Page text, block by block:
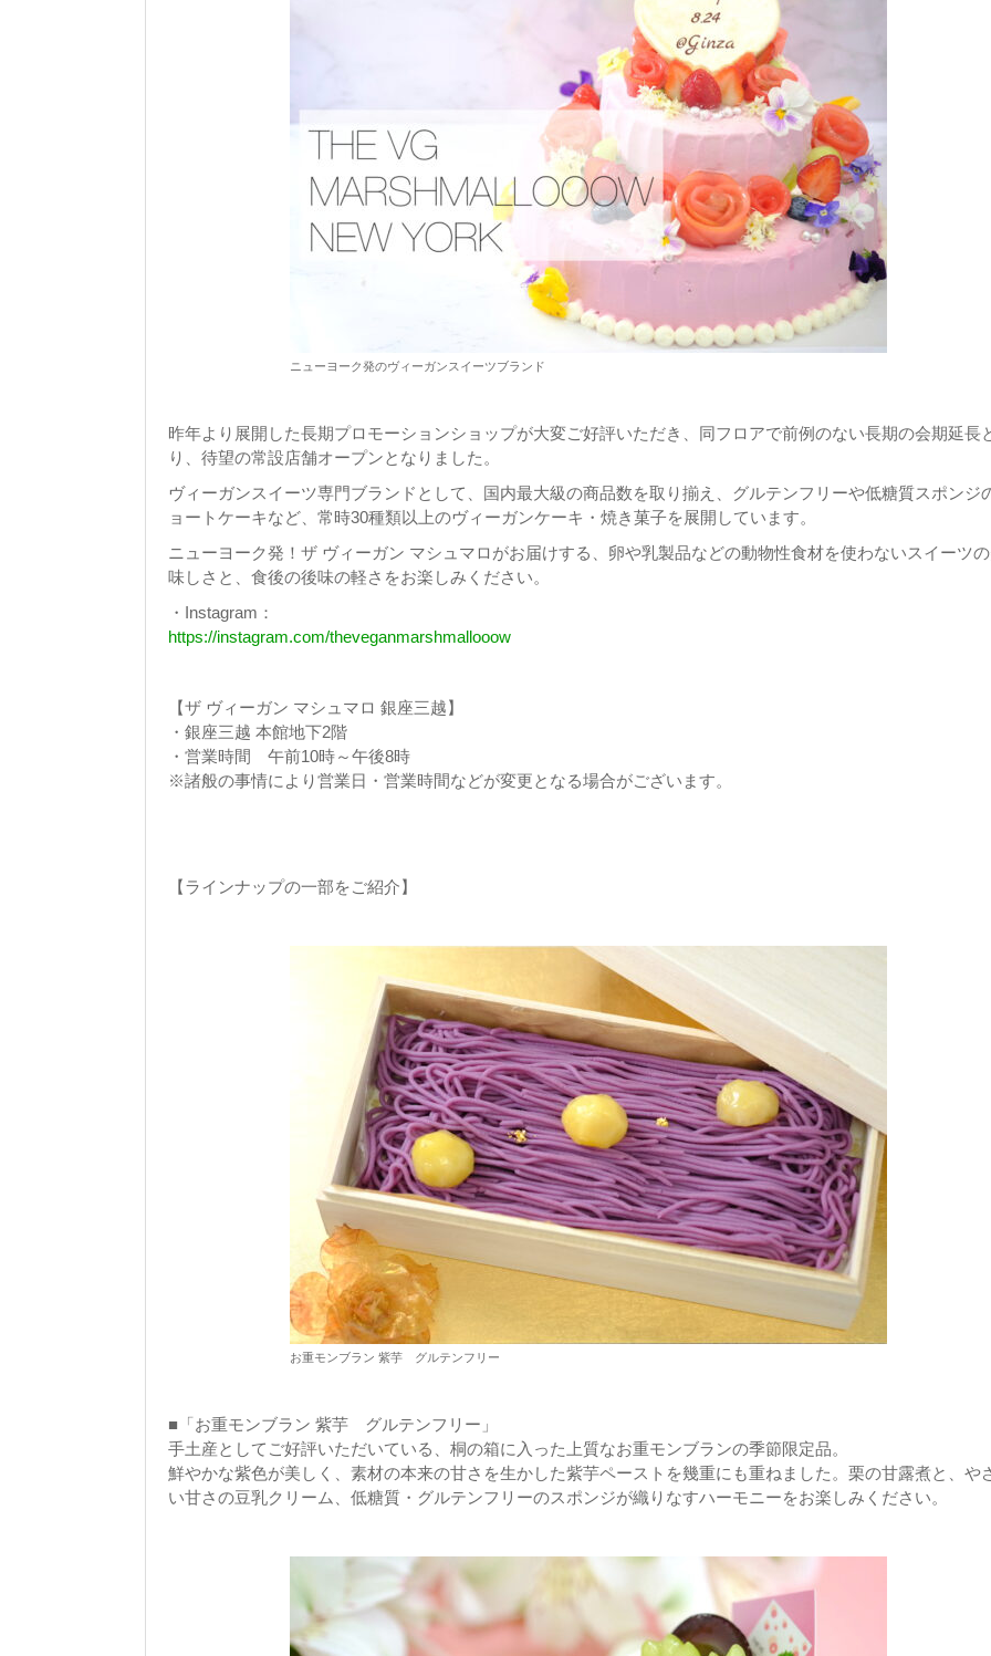
ニューヨーク発のヴィーガンスイーツブランド
昨年より展開した長期プロモーションショップが大変ご好評いただき、同フロアで前例のない長期の会期延長
り、待望の常設店舗オープンとなりました。
ヴィーガンスイーツ専門ブランドとして、国内最大級の商品数を取り揃え、グルテンフリーや低糖質スポンジ
ョートケーキなど、常時30種類以上のヴィーガンケーキ・焼き菓子を展開しています。
ニューヨーク発！ザ ヴィーガン マシュマロがお届けする、卵や乳製品などの動物性食材を使わないスイーツ
味しさと、食後の後味の軽さをお楽しみください。
・Instagram：
https://instagram.com/theveganmarshmallooow
【ザ ヴィーガン マシュマロ 銀座三越】
・銀座三越 本館地下2階
・営業時間 午前10時～午後8時
※諸般の事情により営業日・営業時間などが変更となる場合がございます。
【ラインナップの一部をご紹介】
お重モンブラン 紫芋 グルテンフリー
■「お重モンブラン 紫芋 グルテンフリー」
手土産としてご好評いただいている、桐の箱に入った上質なお重モンブランの季節限定品。
鮮やかな紫色が美しく、素材の本来の甘さを生かした紫芋ペーストを幾重にも重ねました。栗の甘露煮と、や
い甘さの豆乳クリーム、低糖質・グルテンフリーのスポンジが織りなすハーモニーをお楽しみください。